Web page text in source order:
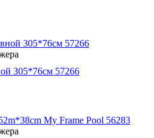
305*76см 57266